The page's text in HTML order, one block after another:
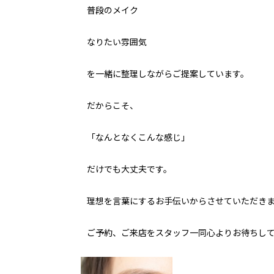
普段のメイク
なりたい雰囲気
を一緒に整理しながらご提案しています。
だからこそ、
「なんとなくこんな感じ」
だけでも大丈夫です。
理想を言葉にするお手伝いからさせていただきま
ご予約、ご来店をスタッフ一同心よりお待ちして